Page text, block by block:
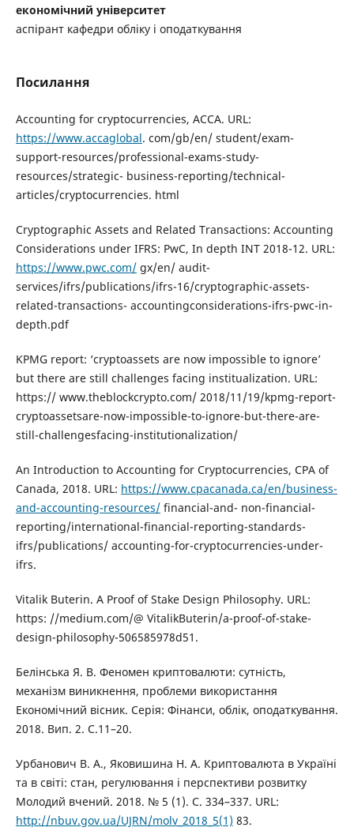
економічний університет
аспірант кафедри обліку і оподаткування
Посилання
Accounting for cryptocurrencies, ACCA. URL:
https://www.accaglobal. com/gb/en/ student/exam-
support-resources/professional-exams-study-
resources/strategic- business-reporting/technical-
articles/cryptocurrencies. html
Cryptographic Assets and Related Transactions: Accounting
Considerations under IFRS: PwC, In depth INT 2018-12. URL:
https://www.pwc.com/gx/en/ audit-
services/ifrs/publications/ifrs-16/cryptographic-assets-
related-transactions- accountingconsiderations-ifrs-pwc-in-
depth.pdf
KPMG report: ‘cryptoassets are now impossible to ignore’
but there are still challenges facing institualization. URL:
https:// www.theblockcrypto.com/ 2018/11/19/kpmg-report-
cryptoassetsare-now-impossible-to-ignore-but-there-are-
still-challengesfacing-institutionalization/
An Introduction to Accounting for Cryptocurrencies, CPA of
Canada, 2018. URL: https://www.cpacanada.ca/en/business-
and-accounting-resources/financial-and- non-financial-
reporting/international-financial-reporting-standards-
ifrs/publications/ accounting-for-cryptocurrencies-under-
ifrs.
Vitalik Buterin. A Proof of Stake Design Philosophy. URL:
https: //medium.com/@ VitalikButerin/a-proof-of-stake-
design-philosophy-506585978d51.
Белінська Я. В. Феномен криптовалюти: сутність,
механізм виникнення, проблеми використання
Економічний вісник. Серія: Фінанси, облік, оподаткування.
2018. Вип. 2. С.11–20.
Урбанович В. А., Яковишина Н. А. Криптовалюта в Україні
та в світі: стан, регулювання і перспективи розвитку
Молодий вчений. 2018. № 5 (1). С. 334–337. URL:
http://nbuv.gov.ua/UJRN/molv_2018_5(1) 83.